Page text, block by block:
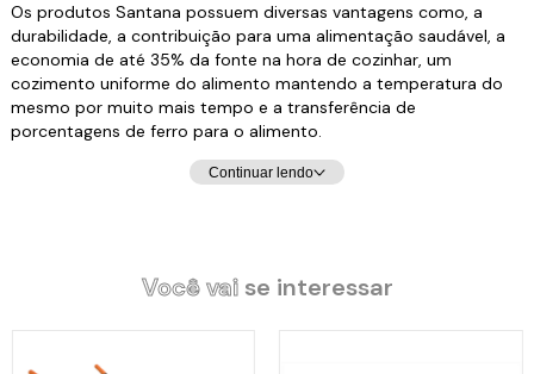
Os produtos Santana possuem diversas vantagens como, a
durabilidade, a contribuição para uma alimentação saudável, a
economia de até 35% da fonte na hora de cozinhar, um
cozimento uniforme do alimento mantendo a temperatura do
mesmo por muito mais tempo e a transferência de
porcentagens de ferro para o alimento.
Continuar lendo
Você vaise interessar